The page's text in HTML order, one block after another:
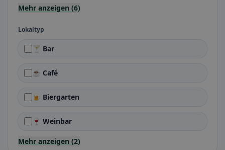
Mehr anzeigen (6)
Lokaltyp
🍸 Bar
☕ Café
🍺 Biergarten
🍷 Weinbar
Mehr anzeigen (2)